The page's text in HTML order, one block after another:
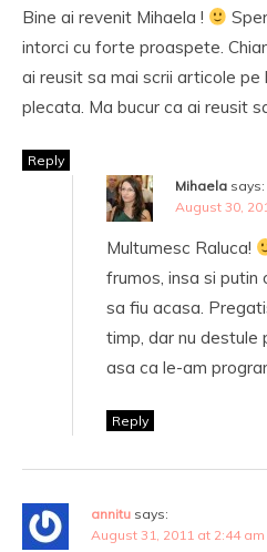
Bine ai revenit Mihaela !
intorci cu forte proaspete.
ai reusit sa mai scrii articole
plecata. Ma bucur ca ai reusit
Reply
Mihaela says:
August 30,
Multumesc Raluca!
frumos, insa si putin
sa fiu acasa.
timp, dar nu destule
asa ca le-am
Reply
annitu says:
August 31, 2011 at 2:44 am